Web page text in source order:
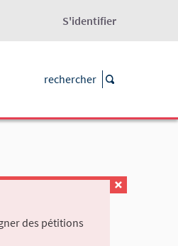
S'identifier
des pétitions